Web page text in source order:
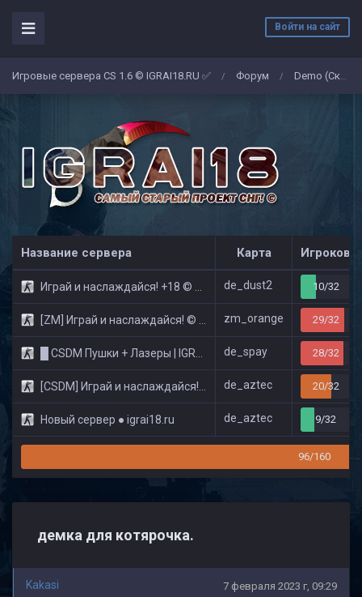
Войти на сайт
Игровые сервера CS 1.6 © IGRAI18.RU ✅ / Форум / Demo (Скриншоты)
Название сервера Карта Игроков
Играй и наслаждайся! +18 © Public de_dust2 10/32
[ZM] Играй и наслаждайся! © Zombie Show zm_orange 29/32
█ CSDM Пушки + Лазеры | IGRAI18.RU ツ █ de_spay 28/32
[CSDM] Играй и наслаждайся! © Classic de_aztec 20/32
Новый сервер ● igrai18.ru de_aztec 9/32
96/160
демка для котярочка.
Kakasi 7 февраля 2023 г, 09:29